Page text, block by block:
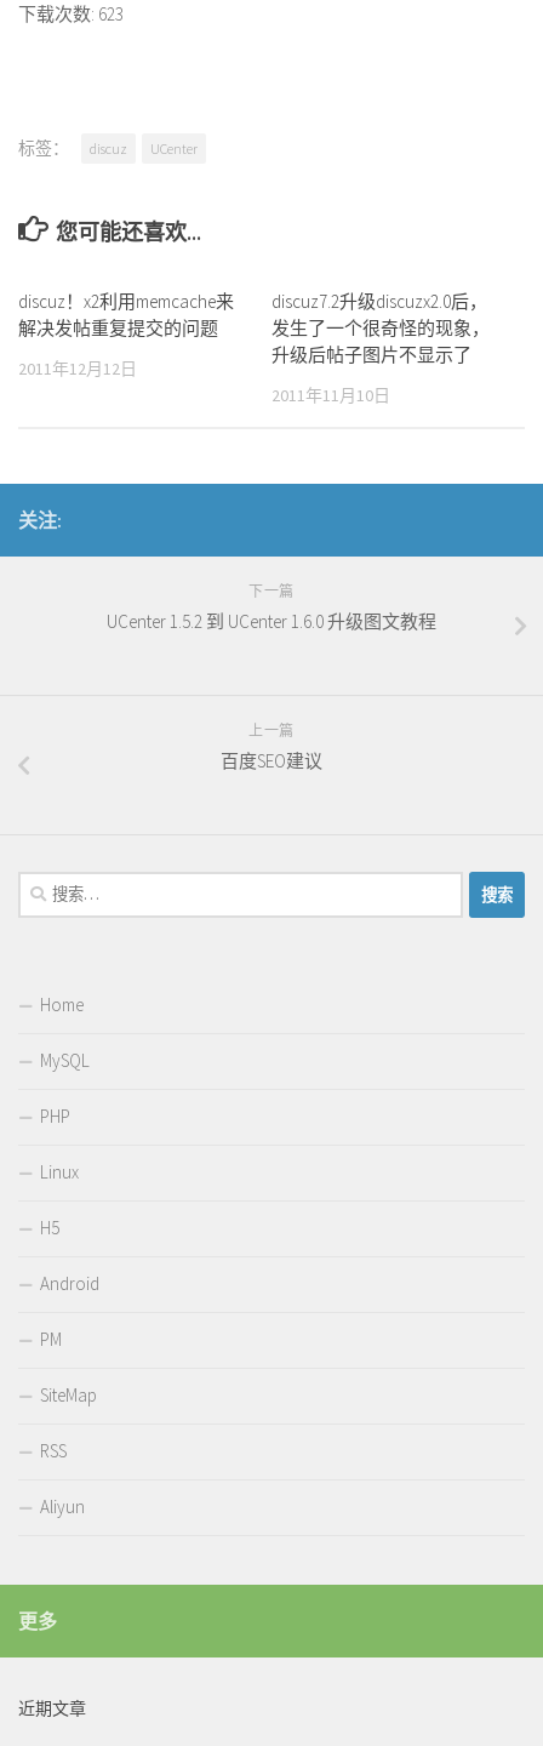
下载次数: 623
标签： discuz UCenter
您可能还喜欢...
discuz！x2利用memcache来
解决发帖重复提交的问题
2011年12月12日
discuz7.2升级discuzx2.0后，
发生了一个很奇怪的现象，
升级后帖子图片不显示了
2011年11月10日
关注:
下一篇
UCenter 1.5.2 到 UCenter 1.6.0 升级图文教程
上一篇
百度SEO建议
搜
索：
Home
MySQL
PHP
Linux
H5
Android
PM
SiteMap
RSS
Aliyun
更多
近期文章